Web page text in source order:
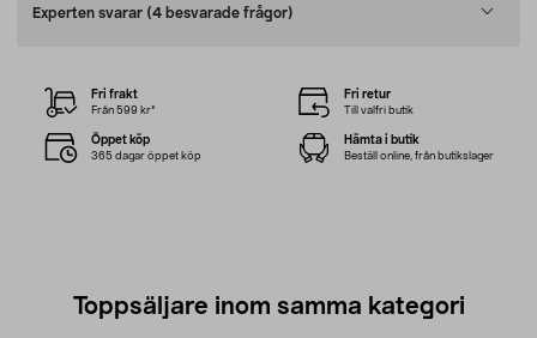
Experten svarar (4 besvarade frågor)
Fri frakt
Från 599 kr*
Fri retur
Till valfri butik
Öppet köp
365 dagar öppet köp
Hämta i butik
Beställ online, från butikslager
Toppsäljare inom samma kategori